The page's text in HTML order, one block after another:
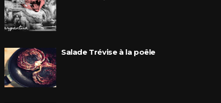
Salade Trévise à la poêle